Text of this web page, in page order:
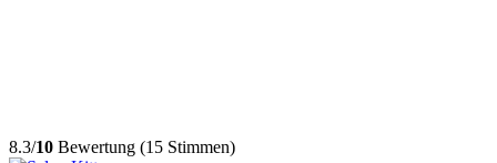
8.3/10 Bewertung (15 Stimmen)